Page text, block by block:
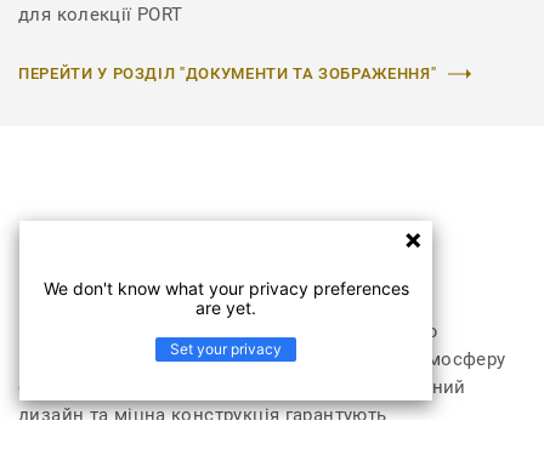
для колекції PORT
ПЕРЕЙТИ У РОЗДІЛ "ДОКУМЕНТИ ТА ЗОБРАЖЕННЯ"
Колекція килимових покриттів PORT зі своєю
гармонійною кольоровою гамою створює атмосферу
справжнього релаксу в помешканні. Практичний
дизайн та міцна конструкція гарантують
We don't know what your privacy preferences
are yet.
Set your privacy